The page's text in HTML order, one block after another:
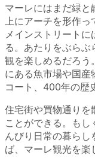
マーレにはまだ緑
上にアーチを形作
メインストリート
る。あたりをぶら
観を楽しめるだろう
にある魚市場や国産
コート、400年の歴
住宅街や買物通りを
ことができる。も
んびり日常の暮ら
ば、マーレ観光を楽